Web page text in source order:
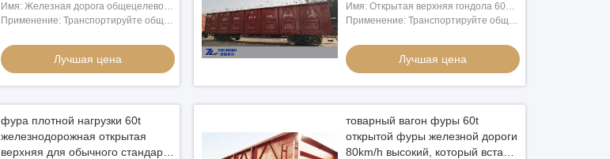
нагрузки
Имя: Железная дорога общецелевой
открытой гондолы фуры фуры
железнодорожная
Применение: Транспортируйте общие
древесину, бумагу., контейнеры
Лучшая цена
Имя: Открытая верхняя гондола 60
железнодорожной фуры товаров
нагружает
Применение: Транспортируйте общие
древесину, бумагу., контейнеры
Лучшая цена
фура плотной нагрузки 60t
железнодорожная открытая
верхняя для обычного стандарта
товарный вагон фуры 60t
открытой фуры железной дороги
80km/h высокий, который встали